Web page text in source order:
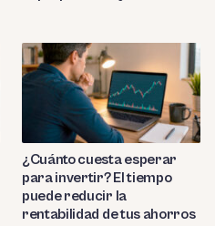
¿Cuánto cuesta esperar
para invertir? El tiempo
puede reducir la
rentabilidad de tus ahorros